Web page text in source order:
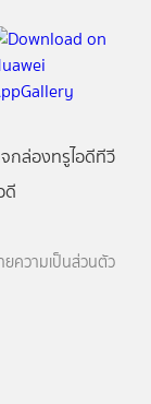
กล่องทรูไอดีทีวี
ดี
ยความเป็นส่วนตัว